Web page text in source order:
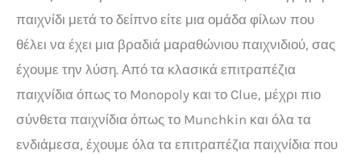
παιχνίδι μετά το δείπνο είτε μια ομάδα φίλων που
θέλει να έχει μια βραδιά μαραθώνιου παιχνιδιού, σας
έχουμε την λύση. Από τα κλασικά επιτραπέζια
παιχνίδια όπως το Monopoly και το Clue, μέχρι πιο
σύνθετα παιχνίδια όπως το Munchkin και όλα τα
ενδιάμεσα, έχουμε όλα τα επιτραπέζια παιχνίδια που